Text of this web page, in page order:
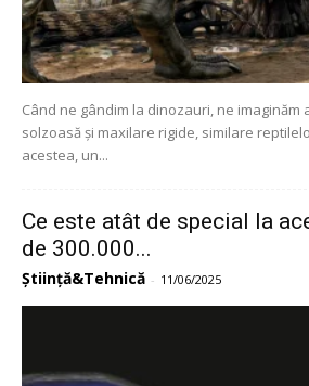
Când ne gândim la dinozauri, ne imaginăm
solzoasă și maxilare rigide, similare
acestea, un...
Ce este atât de special la
de 300.000...
Știință&Tehnică - 11/06/2025